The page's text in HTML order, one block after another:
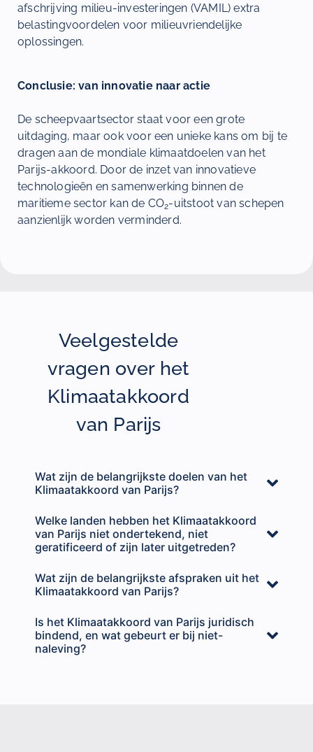
afschrijving milieu-investeringen (VAMIL) extra
belastingvoordelen voor milieuvriendelijke
oplossingen.
Conclusie: van innovatie naar actie
De scheepvaartsector staat voor een grote
uitdaging, maar ook voor een unieke kans om bij te
dragen aan de mondiale klimaatdoelen van het
Parijs-akkoord. Door de inzet van innovatieve
technologieën en samenwerking binnen de
maritieme sector kan de CO2-uitstoot van schepen
aanzienlijk worden verminderd.
Veelgestelde
vragen over het
Klimaatakkoord
van Parijs
Wat zijn de belangrijkste doelen van het
Klimaatakkoord van Parijs?
Welke landen hebben het Klimaatakkoord
van Parijs niet ondertekend, niet
geratificeerd of zijn later uitgetreden?
Wat zijn de belangrijkste afspraken uit het
Klimaatakkoord van Parijs?
Is het Klimaatakkoord van Parijs juridisch
bindend, en wat gebeurt er bij niet-
naleving?